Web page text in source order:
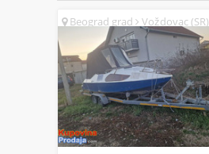
Beograd grad Voždovac (SR)